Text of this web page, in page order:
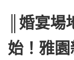
║婚宴
始！雅